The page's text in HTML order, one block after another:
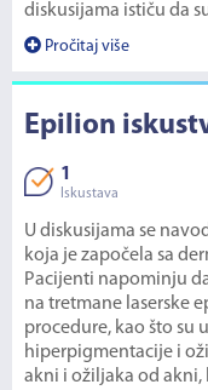
diskusijama ističu da
Pročitaj više
Epilion
1
Iskustava
U diskusijama se
koja je započela sa
Pacijenti napominju
na tretmane laserske
procedure, kao što su
hiperpigmentacije i
akni i ožiljaka od akni,